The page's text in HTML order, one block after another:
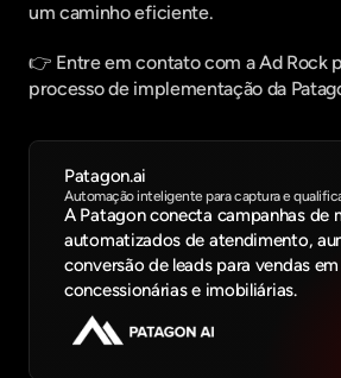
um caminho eficiente.
👉 Entre em contato com a Ad Rock
processo de implementação da
Patagon.ai
Automação inteligente para captura e
A Patagon conecta campanhas de
automatizados de atendimento,
conversão de leads para vendas
concessionárias e imobiliárias.